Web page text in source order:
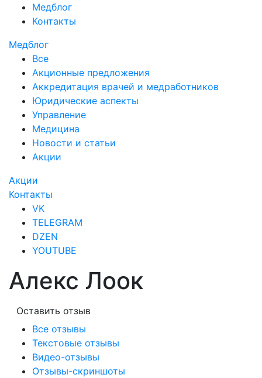
Медблог
Контакты
Медблог
Все
Акционные предложения
Аккредитация врачей и медработников
Юридические аспекты
Управление
Медицина
Новости и статьи
Акции
Акции
Контакты
VK
TELEGRAM
DZEN
YOUTUBE
Алекс Лоок
Оставить отзыв
Все отзывы
Текстовые отзывы
Видео-отзывы
Отзывы-скриншоты